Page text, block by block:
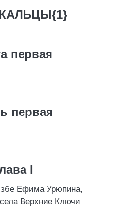
{1}
первая
первая
I
Ефима Урюпина,
Верхние Ключи